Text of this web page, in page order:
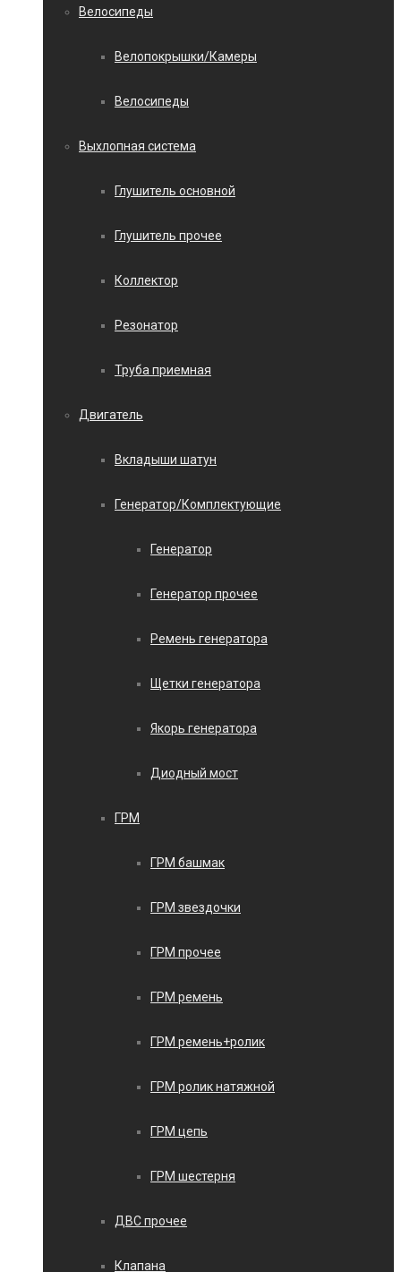
Велосипеды
Велопокрышки/Камеры
Велосипеды
Выхлопная система
Глушитель основной
Глушитель прочее
Коллектор
Резонатор
Труба приемная
Двигатель
Вкладыши шатун
Генератор/Комплектующие
Генератор
Генератор прочее
Ремень генератора
Щетки генератора
Якорь генератора
Диодный мост
ГРМ
ГРМ башмак
ГРМ звездочки
ГРМ прочее
ГРМ ремень
ГРМ ремень+ролик
ГРМ ролик натяжной
ГРМ цепь
ГРМ шестерня
ДВС прочее
Клапана